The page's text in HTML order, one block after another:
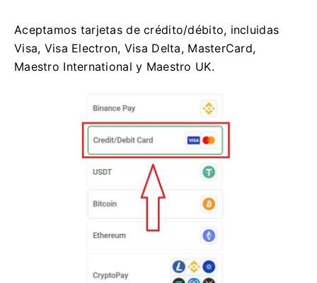
Aceptamos tarjetas de crédito/débito, incluidas
Visa, Visa Electron, Visa Delta, MasterCard,
Maestro International y Maestro UK.